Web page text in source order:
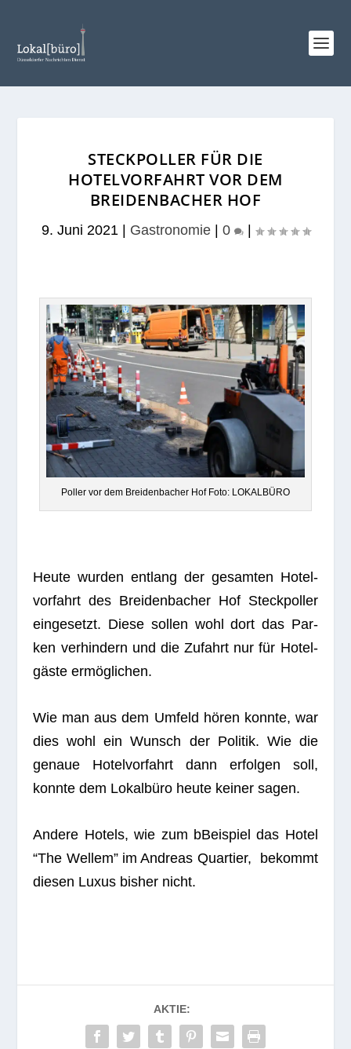
STECKPOLLER FÜR DIE
HOTELVORFAHRT VOR DEM
BREIDENBACHER HOF
9. Juni 2021| Gastronomie| 0 |
Pol­ler vor dem Brei­den­ba­cher Hof Foto: LOKALBÜRO
Heute wur­den ent­lang der gesam­ten Hotel­
vor­fahrt des Brei­den­ba­cher Hof Steck­pol­ler
ein­ge­setzt. Diese sol­len wohl dort das Par­
ken ver­hin­dern und die Zufahrt nur für Hotel­
gäste ermöglichen.
Wie man aus dem Umfeld hören konnte, war
dies wohl ein Wunsch der Poli­tik. Wie die
genaue Hotel­vor­fahrt dann erfol­gen soll,
konnte dem Lokal­büro heute kei­ner sagen.
Andere Hotels, wie zum bBei­spiel das Hotel
“The Wel­lem” im Andreas Quar­tier, bekommt
die­sen Luxus bis­her nicht.
AKTIE: